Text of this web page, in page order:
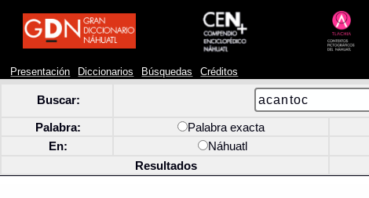
Presentación Diccionarios Búsquedas Créditos
Buscar:
Palabra: Palabra exacta
En:
Náhuatl
Resultados